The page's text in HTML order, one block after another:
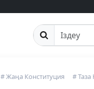
Сайттан іздеу
# Жаңа Конституция # Таза